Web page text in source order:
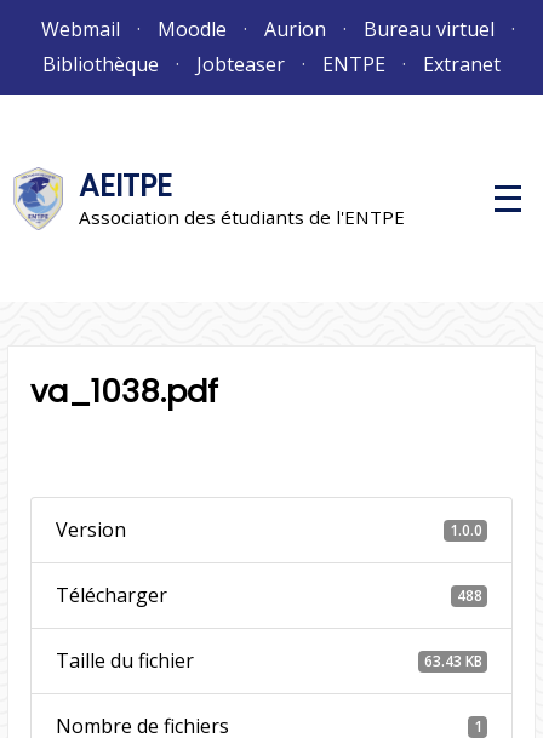
Webmail Moodle Aurion
Bureau virtuel
Bibliothèque
Jobteaser ENTPE Extranet
AEITPE
Association des étudiants de l'ENTPE
M
e
va_1038.pdf
Version 1.0.0
Télécharger 488
Taille du fichier 63.43 KB
Nombre de fichiers 1